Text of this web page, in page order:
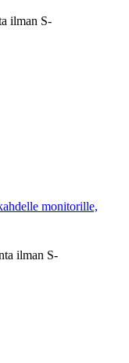
ilman S-
monitorille,
ilman S-